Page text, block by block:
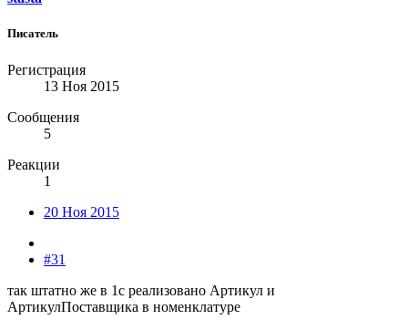
Писатель
Регистрация
13 Ноя 2015
Сообщения
5
Реакции
1
20 Ноя 2015
#31
так штатно же в 1с реализовано Артикул и
АртикулПоставщика в номенклатуре